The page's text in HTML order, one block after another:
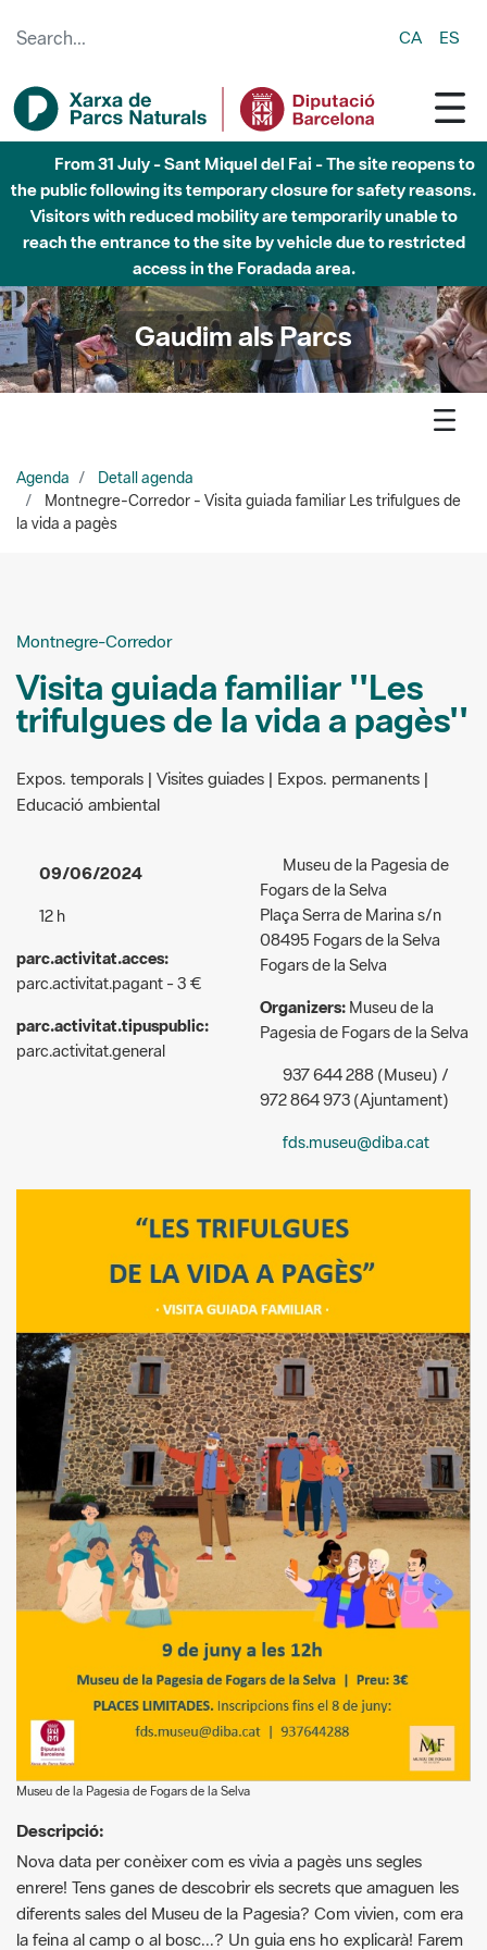
CA ES
Fins al desembre de 2026 - Parc Fluvial Besòs -
Afectacions a la llera del Parc Fluvial del Besòs degut a
obres de construcció d'una passera sobre el riu
Gaudim als Parcs
la vida a pagès
Visita guiada familiar ''Les
trifulgues de la vida a pagès''
Expos. temporals | Visites guiades | Expos. permanents |
12 h
parc.activitat.acces:
parc.activitat.tipuspublic:
parc.activitat.general
Plaça Serra de Marina s/n
08495 Fogars de la Selva
Fogars de la Selva
Organizers: Museu de la
Pagesia de Fogars de la Selva
937 644 288 (Museu) /
972 864 973 (Ajuntament)
fds.museu@diba.cat
Museu de la Pagesia de Fogars de la Selva
Descripció:
enrere! Tens ganes de descobrir els secrets que amaguen les
diferents sales del Museu de la Pagesia? Com vivien, com era
la feina al camp o al bosc...? Un guia ens ho explicarà! Farem
una mirada al passat per a poder projectar el nostre futur.
parc.activitat.requisits: